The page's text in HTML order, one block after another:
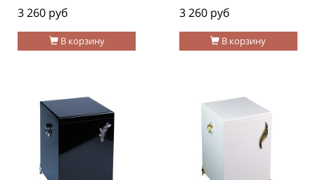
В корзину
3 260 руб
В корзину
3 260 руб